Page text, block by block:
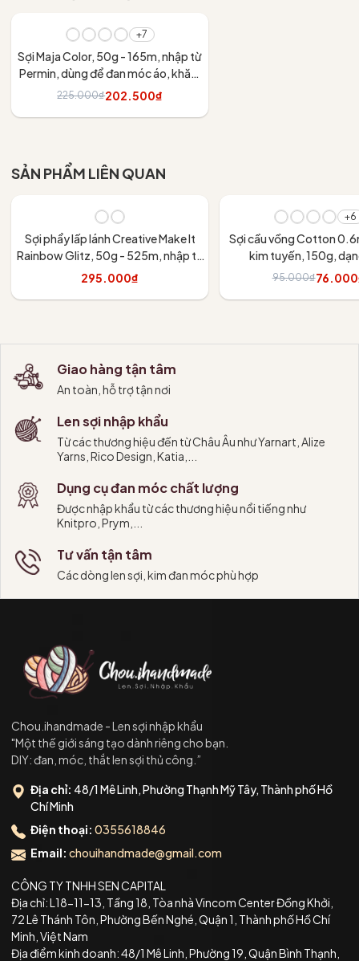
+7
Sợi Maja Color, 50g - 165m, nhập từ
Permin, dùng để đan móc áo, khăn,
váy
225.000₫202.500₫
SẢN PHẨM LIÊN QUAN
Sợi phẩy lấp lánh Creative Make It
Rainbow Glitz, 50g - 525m, nhập từ
Rico Design, đan móc áo, váy, khăn
295.000₫
+6
Sợi cầu vồng Cotton
kim tuyến, 150g,
95.000₫
Giao hàng tận tâm
An toàn, hỗ trợ tận nơi
Len sợi nhập khẩu
Từ các thương hiệu đến từ Châu Âu như Yarnart, Alize
Yarns, Rico Design, Katia,...
Dụng cụ đan móc chất lượng
Được nhập khẩu từ các thương hiệu nổi tiếng như
Knitpro, Prym,...
Tư vấn tận tâm
Các dòng len sợi, kim đan móc phù hợp
Chou.ihandmade - Len sợi nhập khẩu
"Một thế giới sáng tạo dành riêng cho bạn.
DIY: đan, móc, thắt len sợi thủ công.”
Địa chỉ: 48/1 Mê Linh, Phường Thạnh Mỹ Tây, Thành phố Hồ
Chí Minh
Điện thoại: 0355618846
Email: chouihandmade@gmail.com
CÔNG TY TNHH SEN CAPITAL
Địa chỉ: L18-11-13, Tầng 18, Tòa nhà Vincom Center Đồng Khởi,
72 Lê Thánh Tôn, Phường Bến Nghé, Quận 1, Thành phố Hồ Chí
Minh, Việt Nam
Địa điểm kinh doanh: 48/1 Mê Linh, Phường 19, Quận Bình Thạnh,